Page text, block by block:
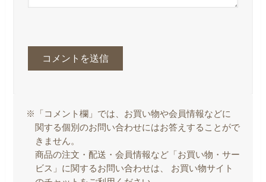
※「コメント欄」では、お買い物や会員情報などに
関する個別のお問い合わせにはお答えすることがで
きません。
商品の注文・配送・会員情報など「お買い物・サー
ビス」に関するお問い合わせは、 お買い物サイト